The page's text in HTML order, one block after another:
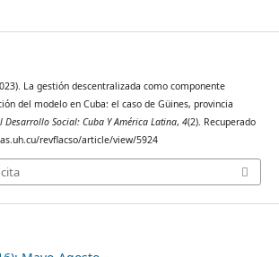
La gestión descentralizada como componente
del modelo en Cuba: el caso de Güines, provincia
Desarrollo Social: Cuba Y América Latina, 4(2). Recuperado
revflacso/article/view/5924